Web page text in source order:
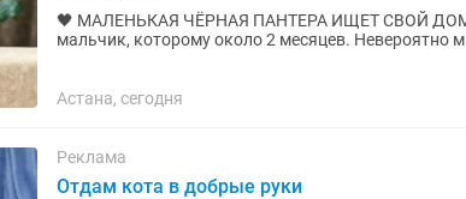
🖤 МАЛЕНЬКАЯ ЧЁРНАЯ ПАНТЕРА ИЩЕТ СВОЙ ДОМ 🐈⬛ Знакомьтесь —
мальчик, которому около 2 месяцев.
Астана, сегодня
Реклама
Отдам кота в добрые руки